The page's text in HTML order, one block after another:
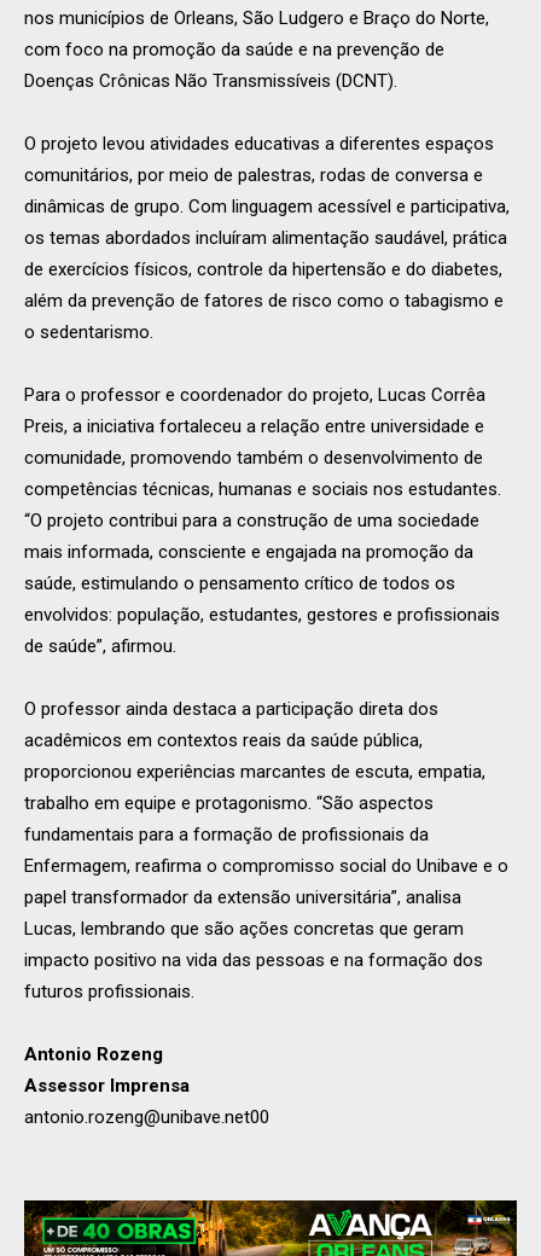
nos municípios de Orleans, São Ludgero e Braço do Norte,
com foco na promoção da saúde e na prevenção de
Doenças Crônicas Não Transmissíveis (DCNT).
O projeto levou atividades educativas a diferentes espaços
comunitários, por meio de palestras, rodas de conversa e
dinâmicas de grupo. Com linguagem acessível e participativa,
os temas abordados incluíram alimentação saudável, prática
de exercícios físicos, controle da hipertensão e do diabetes,
além da prevenção de fatores de risco como o tabagismo e
o sedentarismo.
Para o professor e coordenador do projeto, Lucas Corrêa
Preis, a iniciativa fortaleceu a relação entre universidade e
comunidade, promovendo também o desenvolvimento de
competências técnicas, humanas e sociais nos estudantes.
“O projeto contribui para a construção de uma sociedade
mais informada, consciente e engajada na promoção da
saúde, estimulando o pensamento crítico de todos os
envolvidos: população, estudantes, gestores e profissionais
de saúde”, afirmou.
O professor ainda destaca a participação direta dos
acadêmicos em contextos reais da saúde pública,
proporcionou experiências marcantes de escuta, empatia,
trabalho em equipe e protagonismo. “São aspectos
fundamentais para a formação de profissionais da
Enfermagem, reafirma o compromisso social do Unibave e o
papel transformador da extensão universitária”, analisa
Lucas, lembrando que são ações concretas que geram
impacto positivo na vida das pessoas e na formação dos
futuros profissionais.
Antonio Rozeng
Assessor Imprensa
antonio.rozeng@unibave.net00